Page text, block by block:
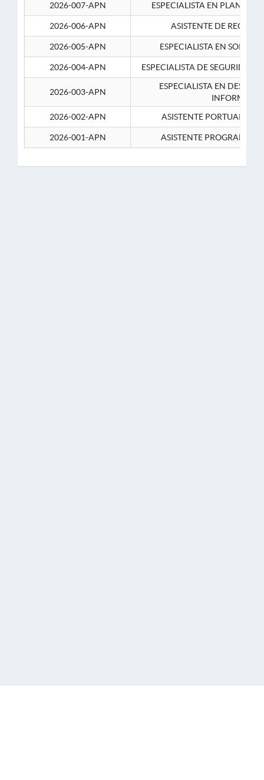
2026-007-APN ESPECIALISTA EN
2026-006-APN ASISTENTE DE
2026-005-APN ESPECIALISTA EN
2026-004-APN ESPECIALISTA DE SEGURIDAD
2026-003-APN
ESPECIALISTA EN
2026-002-APN
ASISTENTE PORTUARIO 2-
2026-001-APN ASISTENTE